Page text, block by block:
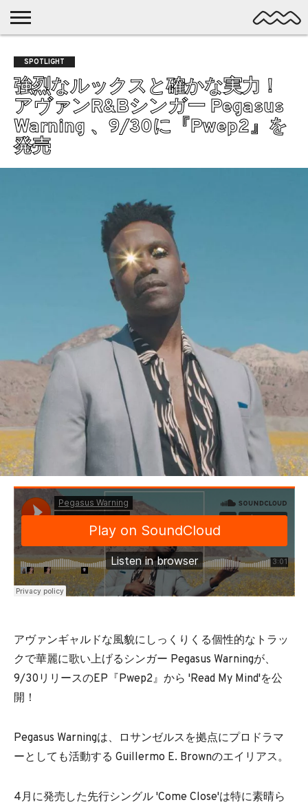
MUSIC
LATEST
POSTS
SPOTLIGHT
NYP
/ DL
DISCOVERY
ROCK
POP
ALTERNATIVE
ELECTRONIC
SSW
FOLK
PSYCH
SPOTLIGHT
強烈なルックスと確かな実力！
アヴァンR&Bシンガー Pegasus
Warning 、9/30に『Pwep2』を
発売
アヴァンギャルドな風貌にしっくりくる個性的なトラッ
クで華麗に歌い上げるシンガー Pegasus Warningが、
9/30リリースのEP『Pwep2』から 'Read My Mind'を公
開！
Pegasus Warningは、ロサンゼルスを拠点にプロドラマ
ーとしても活動する Guillermo E. Brownのエイリアス。
4月に発売した先行シングル 'Come Close'は特に素晴ら